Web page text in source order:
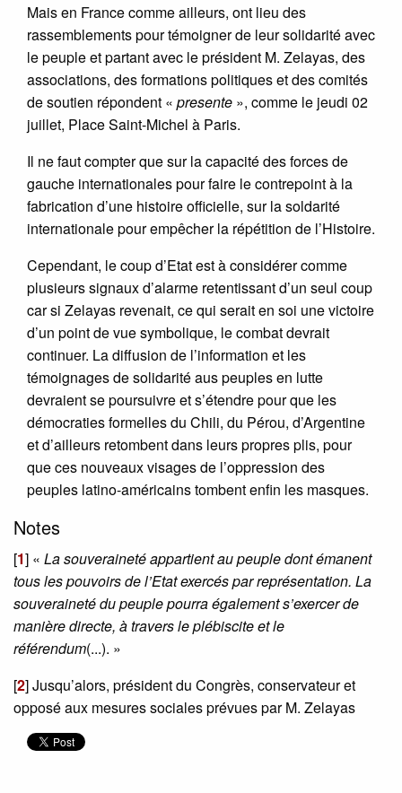
Mais en France comme ailleurs, ont lieu des
rassemblements pour témoigner de leur solidarité avec
le peuple et partant avec le président M. Zelayas, des
associations, des formations politiques et des comités
de soutien répondent « presente », comme le jeudi 02
juillet, Place Saint-Michel à Paris.
Il ne faut compter que sur la capacité des forces de
gauche internationales pour faire le contrepoint à la
fabrication d’une histoire officielle, sur la soldarité
internationale pour empêcher la répétition de l’Histoire.
Cependant, le coup d’Etat est à considérer comme
plusieurs signaux d’alarme retentissant d’un seul coup
car si Zelayas revenait, ce qui serait en soi une victoire
d’un point de vue symbolique, le combat devrait
continuer. La diffusion de l’information et les
témoignages de solidarité aus peuples en lutte
devraient se poursuivre et s’étendre pour que les
démocraties formelles du Chili, du Pérou, d’Argentine
et d’ailleurs retombent dans leurs propres plis, pour
que ces nouveaux visages de l’oppression des
peuples latino-américains tombent enfin les masques.
Notes
[1] « La souveraineté appartient au peuple dont émanent
tous les pouvoirs de l’Etat exercés par représentation. La
souveraineté du peuple pourra également s’exercer de
manière directe, à travers le plébiscite et le
référendum(...). »
[2]Jusqu’alors, président du Congrès, conservateur et
opposé aux mesures sociales prévues par M. Zelayas